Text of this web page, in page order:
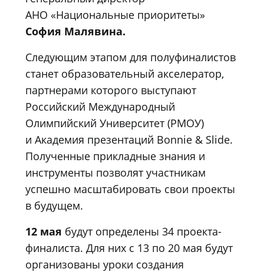
АНО «Национальные приоритеты»
София Малявина.
Следующим этапом для полуфиналистов
станет образовательный акселератор,
партнерами которого выступают
Российский Международный
Олимпийский Университет (РМОУ)
и Академия презентаций Bonnie & Slide.
Полученные прикладные знания и
инструменты позволят участникам
успешно масштабировать свои проекты
в будущем.
12 мая будут определены 34 проекта-
финалиста. Для них с 13 по 20 мая будут
организованы уроки создания